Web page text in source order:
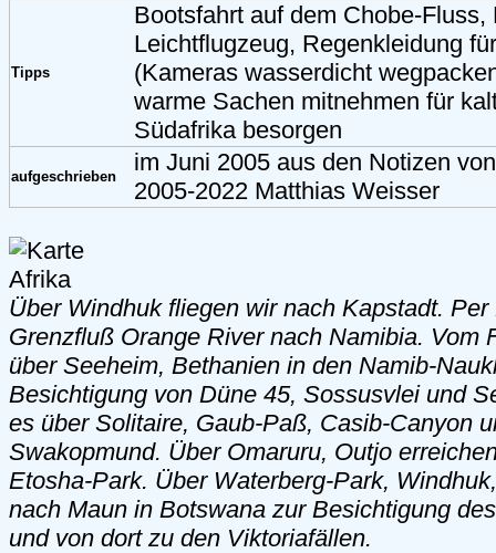
Tipps
Bootsfahrt auf dem Chobe-Fluss,
Leichtflugzeug, Regenkleidung
(Kameras wasserdicht
warme Sachen mitnehmen für
Südafrika besorgen
aufgeschrieben
im Juni 2005 aus den Notizen
2005-2022 Matthias Weisser
Über Windhuk fliegen wir nach Kapstadt.
Grenzfluß Orange River nach Namibia. Vom
über Seeheim, Bethanien in den Namib-
Besichtigung von Düne 45, Sossusvlei und
es über Solitaire, Gaub-Paß, Casib-Canyon
Swakopmund. Über Omaruru, Outjo
Etosha-Park. Über Waterberg-Park,
nach Maun in Botswana zur Besichtigung
und von dort zu den Viktoriafällen.